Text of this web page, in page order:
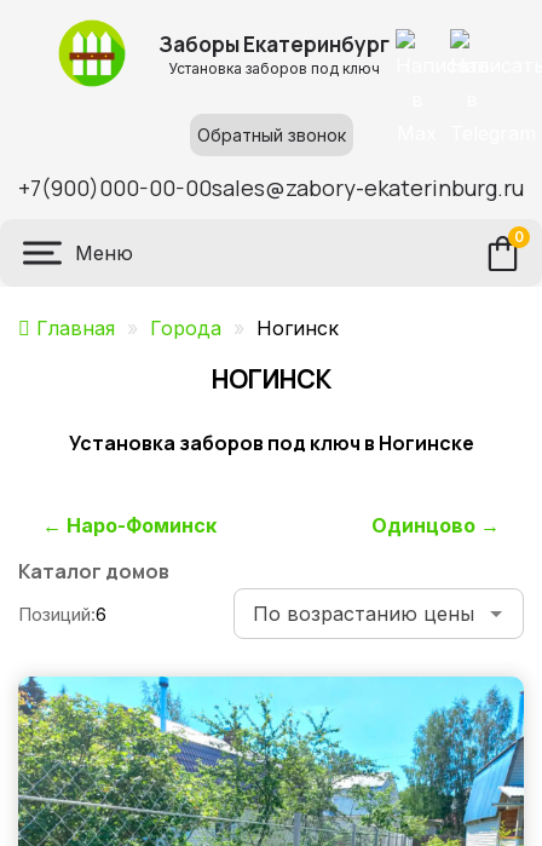
Заборы Екатеринбург
Установка заборов под ключ
Обратный звонок
+7(900)000-00-00sales@zabory-ekaterinburg.ru
Меню
0
Главная » Города » Ногинск
НОГИНСК
Установка заборов под ключ в Ногинске
Навигация
по
← Наро-Фоминск Одинцово →
Каталог домов
Позиций:6